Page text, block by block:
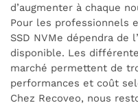
d’augmenter à chaque
Pour les professionnels
SSD NVMe dépendra de
disponible. Les
marché permettent de
performances et coût
Chez Recoveo, nous